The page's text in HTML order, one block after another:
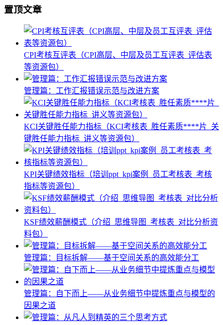
置顶文章
CPI考核互评表（CPI高层、中层及员工互评表_评估表
等资源包）
管理篇：工作汇报错误示范与改进方案
KCI关键胜任能力指标（KCI考核表_胜任素质****片_关
键胜任能力指标_讲义等资源包）
KPI关键绩效指标（培训ppt_kpi案例_员工考核表_考核
指标等资源包）
KSF绩效薪酬模式（介绍_思维导图_考核表_对比分析资
料包）
管理篇：目标拆解——基于空间关系的高效能分工
管理篇：自下而上——从业务细节中提炼重点与模型的
因果之道